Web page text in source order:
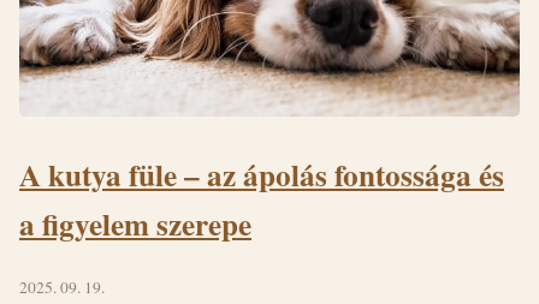
A kutya füle – az ápolás fontossága és
a figyelem szerepe
2025. 09. 19.